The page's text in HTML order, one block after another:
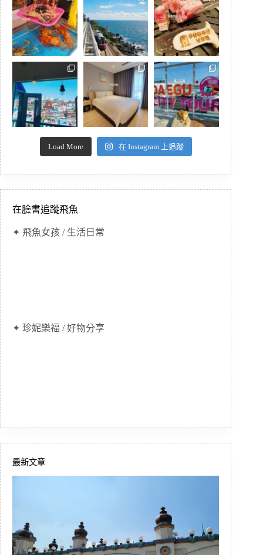
Load More 在 Instagram 上追蹤
在臉書追蹤飛魚
✦ 飛魚女孩 / 生活日常
✦ 珍妮樂福 / 好物分享
最新文章